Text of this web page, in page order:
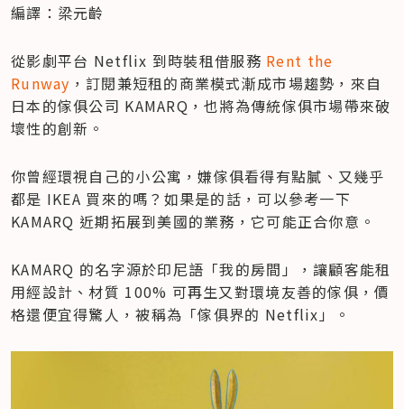
編譯：梁元齡
從影劇平台 Netflix 到時裝租借服務 Rent the
Runway ，訂閱兼短租的商業模式漸成市場趨勢，來自
日本的傢俱公司 KAMARQ，也將為傳統傢俱市場帶來破
壞性的創新。
你曾經環視自己的小公寓，嫌傢俱看得有點膩、又幾乎
都是 IKEA 買來的嗎？如果是的話，可以參考一下
KAMARQ 近期拓展到美國的業務，它可能正合你意。
KAMARQ 的名字源於印尼語「我的房間」，讓顧客能租
用經設計、材質 100% 可再生又對環境友善的傢俱，價
格還便宜得驚人，被稱為「傢俱界的 Netflix」。